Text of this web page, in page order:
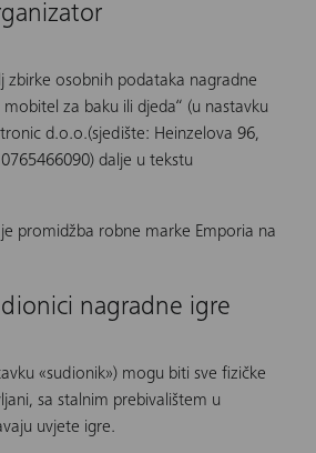
zbirke osobnih podataka nagradne
za baku ili djeda“ (u nastavku
d.o.o.(sjedište: Heinzelova 96,
dalje u tekstu
promidžba robne marke Emporia na
nagradne igre
«sudionik») mogu biti sve fizičke
sa stalnim prebivalištem u
uvjete igre.